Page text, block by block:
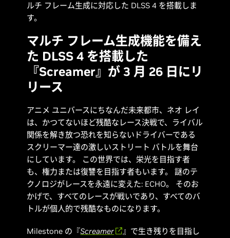
ルチ フレーム生成に対応した DLSS 4 を搭載しま
す。
マルチ フレーム生成機能を備え
た DLSS 4 を搭載した
『Screamer』が 3 月 26 日にリ
リース
アニメ ユニバースにちなんだ未来都市、ネオ レイ
は、かつてないほど残酷なレース決戦で、ライバル
関係を解き放つ恐れを知らないドライバーである
スクリーマー達の激しいストリート バトルを舞台
にしています。 この世界では、栄光を目指す者
も、権力または復讐を目指す者もいます。 謎のテ
クノロジがレースを永遠に変えた: ECHO。 そのお
かげで、すべてのレースが戦いであり、すべてのバ
トルが個人的で残酷なものになります。
Milestone の『Screamer 』 で生き残りを目指し